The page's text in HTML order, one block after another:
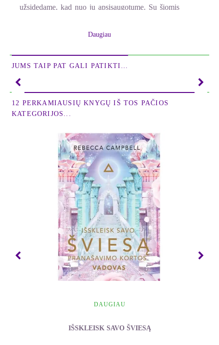
užsidedame, kad nuo jų apsisaugotume. Su šiomis
problemos savo gyvenime priežastį. Taip pat
liekni, o kiti pernelyg stori, kokius kitus raktus
pateikia mūsų kūnas. Netgi tai, kaip mes šokame,
parodo tam tikras mūsų žaizdas ir kaukes.
Ši knyga padės tau leistis į visiško išgijimo kelionę,
kelią, kuris veda į galutinį tikslą: tavo tikrąją savastį.
Liza Burbo kaip visada savo knygos pabaigoje
siūlo praktinių sprendimų. Šie konkretūs patarimai
dovanos tau priemones transformuoti savo
kasdienes problemas ir pajusti po kojomis pagrindą,
nuo kurio galėsi augti ir vėl atrasti, kad esi
Daugiau
JUMS TAIP PAT GALI PATIKTI…
12 PERKAMIAUSIŲ KNYGŲ IŠ TOS PAČIOS
KATEGORIJOS...
DAUGIAU
IŠSKLEISK SAVO ŠVIESĄ